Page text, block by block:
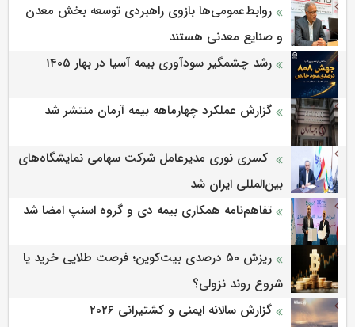
روابط‌‌عمومی‌ها بازوی راهبردی توسعه بخش معدن
و صنایع معدنی هستند
رشد چشمگیر سودآوری بیمه آسیا در بهار ۱۴۰۵
گزارش عملکرد چهارماهه بیمه آرمان منتشر شد
کسری نوری مدیرعامل شرکت سهامی نمایشگاه‌های
بین‌المللی ایران شد
تفاهم‌نامه همکاری بیمه دی و گروه اسنپ امضا شد
ریزش ۵۰ درصدی بیت‌کوین؛ فرصت طلایی خرید یا
شروع روند نزولی؟
گزارش سالانه ایمنی و كشتیرانی ۲۰۲۶